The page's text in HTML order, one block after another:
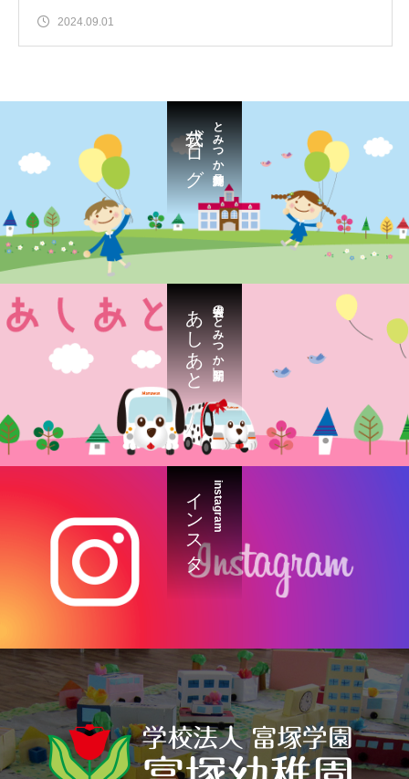
2024.09.01
とみつか新聞号外
公式ブログ
過去の「とみつか新聞」
あしあと
instagram
インスタ